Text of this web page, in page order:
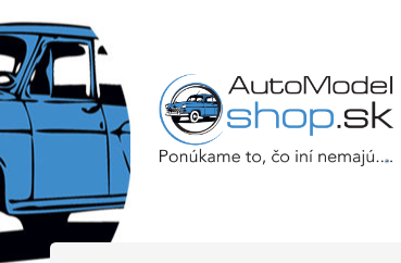
Preskočiť
na
navigáciu
Preskočiť
na
obsah